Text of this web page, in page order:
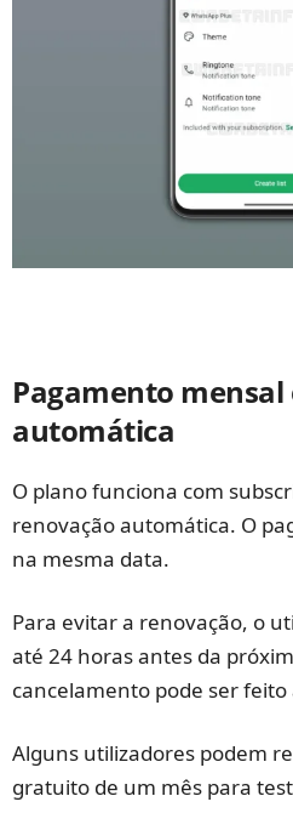
Pagamento
automática
O plano funciona com
renovação automática. O
na mesma data.
Para evitar a renovação, o
até 24 horas antes da
cancelamento pode ser feito
Alguns utilizadores podem
gratuito de um mês para